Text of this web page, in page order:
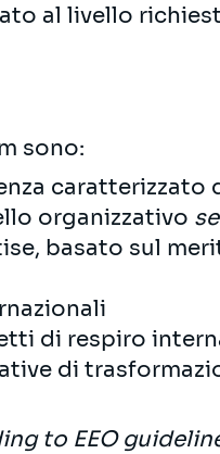
al livello
sono:
caratterizzato
organizzativo
basato sul
di respiro
di
to EEO